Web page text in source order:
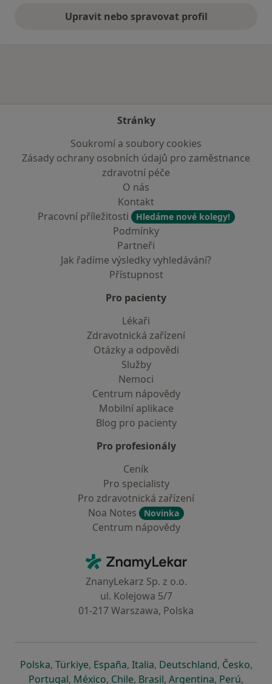
Upravit nebo spravovat profil
Stránky
Soukromí a soubory cookies
Zásady ochrany osobních údajů pro zaměstnance
zdravotní péče
O nás
Kontakt
Pracovní příležitosti
Hledáme nové kolegy!
Podmínky
Partneři
Jak řadíme výsledky vyhledávání?
Přístupnost
Pro pacienty
Lékaři
Zdravotnická zařízení
Otázky a odpovědi
Služby
Nemoci
Centrum nápovědy
Mobilní aplikace
Blog pro pacienty
Pro profesionály
Ceník
Pro specialisty
Pro zdravotnická zařízení
Noa Notes
Novinka
Centrum nápovědy
ZnamyLekar - Hlavní stránka
ZnanyLekarz Sp. z o.o.
ul. Kolejowa 5/7
01-217 Warszawa, Polska
Polskase otevře v nové záložce
, Türkiyese otevře v nové záložce
, Españase otevře v nové záložce
, Italiase otevře v nové záložce
, Deutschlandse otevře v
, Českose
,
Portugalse otevře v nové záložce
, Méxicose otevře v nové záložce
, Chilese otevře v nové záložce
, Brasilse otevře v nové
, Argentinase otevře v
, Perúse
,